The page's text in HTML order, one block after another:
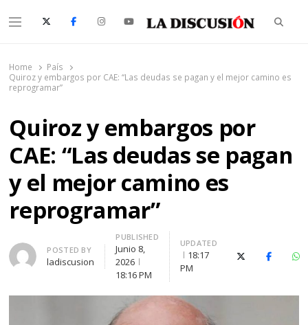
Menu
Home
País
Quiroz y embargos por CAE: “Las deudas se pagan y el mejor camino es
reprogramar”
Quiroz y embargos por
CAE: “Las deudas se pagan
y el mejor camino es
reprogramar”
Author
POSTED BY
ladiscusion
PUBLISHED
Junio 8,
2026
18:16 PM
UPDATED
18:17
PM
X (Twitter)Facebook